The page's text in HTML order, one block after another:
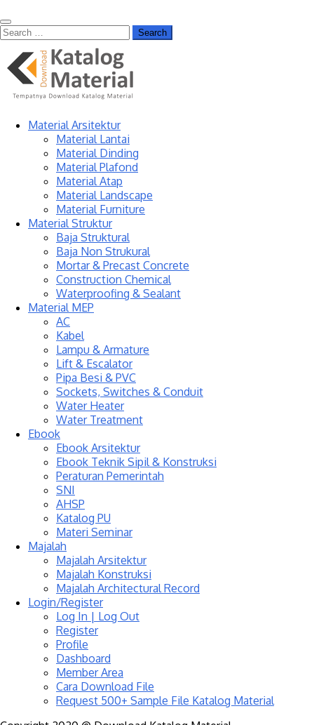
Material Arsitektur
Material Lantai
Material Dinding
Material Plafond
Material Atap
Material Landscape
Material Furniture
Material Struktur
Baja Struktural
Baja Non Strukural
Mortar & Precast Concrete
Construction Chemical
Waterproofing & Sealant
Material MEP
AC
Kabel
Lampu & Armature
Lift & Escalator
Pipa Besi & PVC
Sockets, Switches & Conduit
Water Heater
Water Treatment
Ebook
Ebook Arsitektur
Ebook Teknik Sipil & Konstruksi
Peraturan Pemerintah
SNI
AHSP
Katalog PU
Materi Seminar
Majalah
Majalah Arsitektur
Majalah Konstruksi
Majalah Architectural Record
Login/Register
Log In | Log Out
Register
Profile
Dashboard
Member Area
Cara Download File
Request 500+ Sample File Katalog Material